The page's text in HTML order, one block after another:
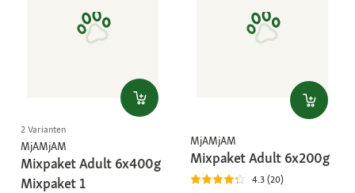
2 Varianten
MjAMjAM
Mixpaket Adult 6x400g
Mixpaket 1
MjAMjAM
Mixpaket Adult 6x200g
4.3 (20)